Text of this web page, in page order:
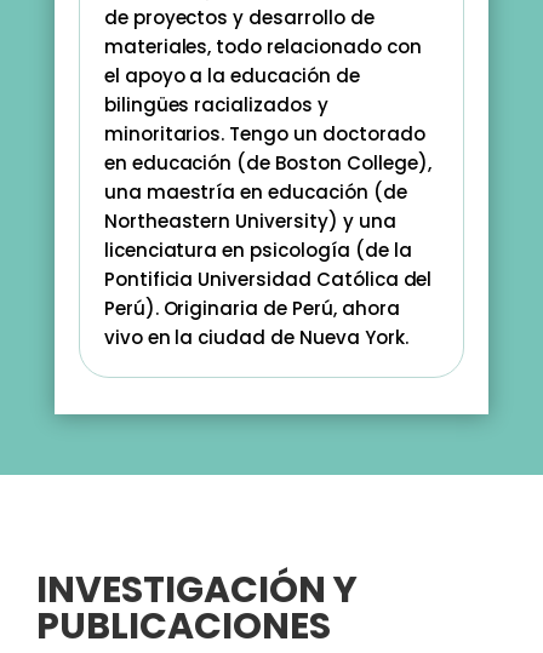
de proyectos y desarrollo de
materiales, todo relacionado con
el apoyo a la educación de
bilingües racializados y
minoritarios. Tengo un doctorado
en educación (de Boston College),
una maestría en educación (de
Northeastern University) y una
licenciatura en psicología (de la
Pontificia Universidad Católica del
Perú). Originaria de Perú, ahora
vivo en la ciudad de Nueva York.
INVESTIGACIÓN Y
PUBLICACIONES